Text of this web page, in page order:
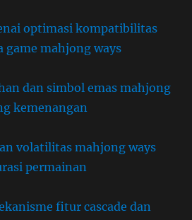
optimasi kompatibilitas
game mahjong ways
dan simbol emas mahjong
kemenangan
volatilitas mahjong ways
permainan
fitur cascade dan